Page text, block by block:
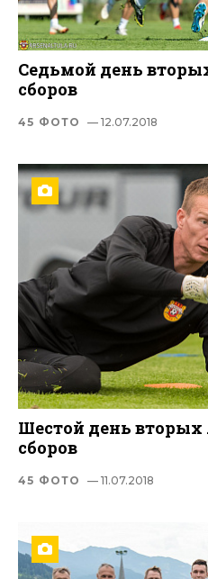
Седьмой день
сборов
45 ФОТО — 12.07.2018
Шестой день вторых
сборов
45 ФОТО — 11.07.2018